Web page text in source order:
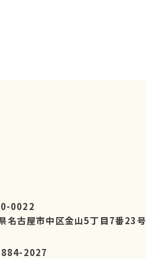
0022
名古屋市中区金山5丁目7番23号
2027